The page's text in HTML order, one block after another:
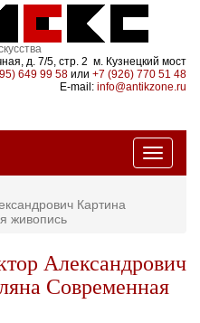
д. 7/5, стр. 2 м. Кузнецкий мост
649 99 58 или +7 (926) 770 51 48
E-mail: info@antikzone.ru
Картина
живопись
Александрович
Современная